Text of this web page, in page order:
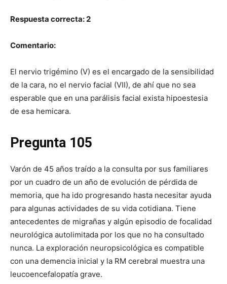
Respuesta correcta: 2
Comentario:
El nervio trigémino (V) es el encargado de la sensibilidad
de la cara, no el nervio facial (VII), de ahí que no sea
esperable que en una parálisis facial exista hipoestesia
de esa hemicara.
Pregunta 105
Varón de 45 años traído a la consulta por sus familiares
por un cuadro de un año de evolución de pérdida de
memoria, que ha ido progresando hasta necesitar ayuda
para algunas actividades de su vida cotidiana. Tiene
antecedentes de migrañas y algún episodio de focalidad
neurológica autolimitada por los que no ha consultado
nunca. La exploración neuropsicológica es compatible
con una demencia inicial y la RM cerebral muestra una
leucoencefalopatía grave.